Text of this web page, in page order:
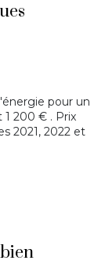
pour un
200 € . Prix
2021, 2022 et